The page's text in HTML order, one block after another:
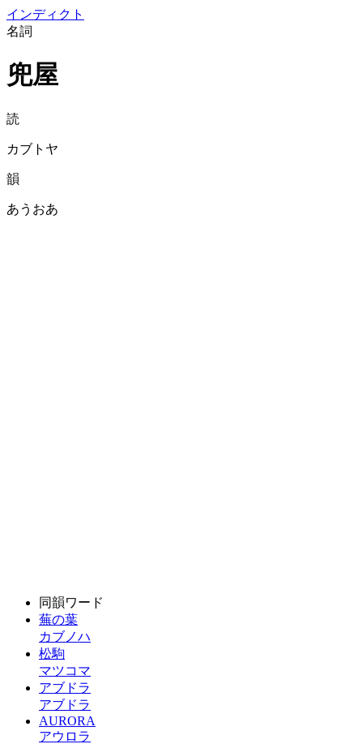
インディクト
名詞
兜屋
読
カブトヤ
韻
あうおあ
同韻ワード
蕪の葉
カブノハ
松駒
マツコマ
アブドラ
アブドラ
AURORA
アウロラ